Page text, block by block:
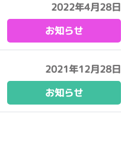
2022年4月28日
お知らせ
2021年12月28日
お知らせ